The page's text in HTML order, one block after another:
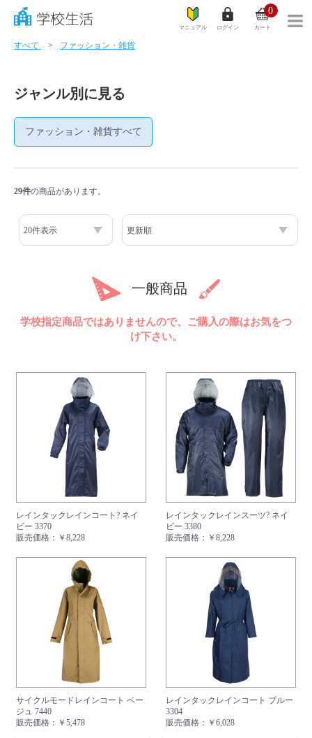
マニュアル ログイン
0
カート
すべて ファッション・雑貨
ジャンル別に見る
ファッション・雑貨すべて
29件の商品があります。
一般商品
学校指定商品ではありませんので、ご購入の際はお気をつ
け下さい。
レインタックレインコート? ネイ
ビー 3370
販売価格： ￥8,228
レインタックレインスーツ? ネイ
ビー 3380
販売価格： ￥8,228
サイクルモードレインコート ベー
ジュ 7440
販売価格： ￥5,478
レインタックレインコート ブルー
3304
販売価格： ￥6,028
学リレ
カテゴリ一覧
商品一覧
サイズガイド
よくあるご質問